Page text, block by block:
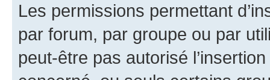
Les permissions permettant
par forum, par groupe ou par
peut-être pas autorisé